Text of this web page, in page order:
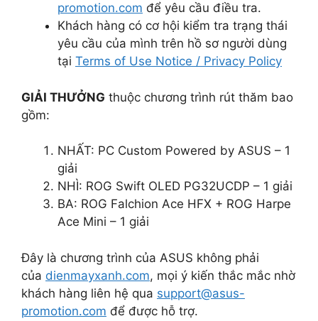
promotion.com để yêu cầu điều tra.
Khách hàng có cơ hội kiểm tra trạng thái
yêu cầu của mình trên hồ sơ người dùng
tại Terms of Use Notice / Privacy Policy
GIẢI THƯỞNG thuộc chương trình rút thăm bao
gồm:
NHẤT: PC Custom Powered by ASUS – 1
giải
NHÌ: ROG Swift OLED PG32UCDP – 1 giải
BA: ROG Falchion Ace HFX + ROG Harpe
Ace Mini – 1 giải
Đây là chương trình của ASUS không phải
của dienmayxanh.com, mọi ý kiến thắc mắc nhờ
khách hàng liên hệ qua support@asus-
promotion.com để được hỗ trợ.